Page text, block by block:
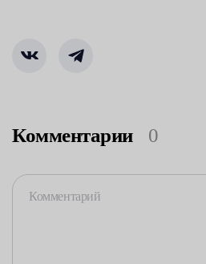
Комментарии 0